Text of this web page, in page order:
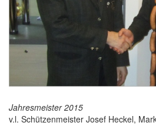
Jahresmeister 2015
v.l. Schützenmeister Josef Heckel,